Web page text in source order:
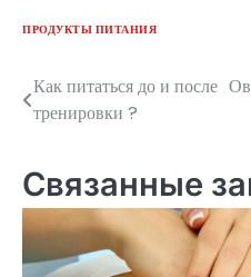
ПРОДУКТЫ ПИТАНИЯ
Навигация
по
записям
Как питаться до и после
тренировки ?
Связанные